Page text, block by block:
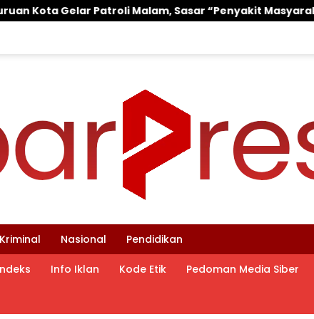
Sasar “Penyakit Masyarakat” di Karanganyar
Kriminal Nasional Pendidikan
Info Iklan Kode Etik Pedoman Media Siber